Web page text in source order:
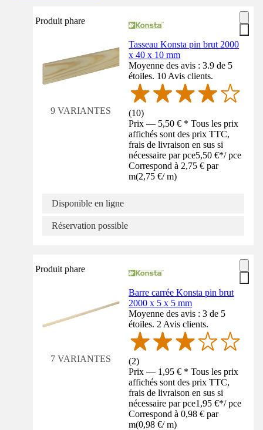
Produit phare
9 VARIANTES
Tasseau Konsta pin brut 2000
x 40 x 10 mm
Moyenne des avis : 3.9 de 5
étoiles. 10 Avis clients.
(10)
Prix — 5,50 € * Tous les prix
affichés sont des prix TTC,
frais de livraison en sus si
nécessaire par pce5,50 €*/ pce
Correspond à 2,75 € par
m(2,75 €/ m)
Disponible en ligne
Réservation possible
Produit phare
7 VARIANTES
Barre carrée Konsta pin brut
2000 x 5 x 5 mm
Moyenne des avis : 3 de 5
étoiles. 2 Avis clients.
(2)
Prix — 1,95 € * Tous les prix
affichés sont des prix TTC,
frais de livraison en sus si
nécessaire par pce1,95 €*/ pce
Correspond à 0,98 € par
m(0,98 €/ m)